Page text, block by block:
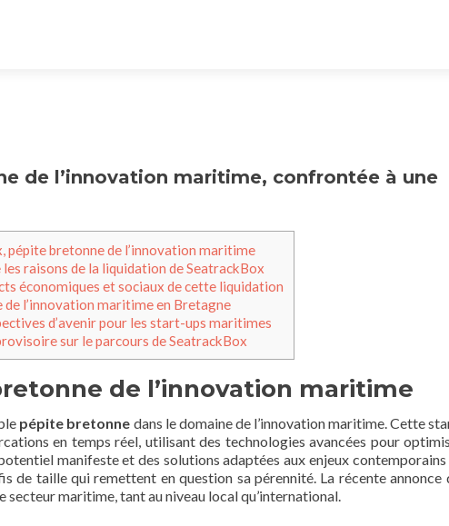
de l’innovation maritime, confrontée à une
pépite bretonne de l’innovation maritime
raisons de la liquidation de SeatrackBox
économiques et sociaux de cette liquidation
de l’innovation maritime en Bretagne
d’avenir pour les start-ups maritimes
sur le parcours de SeatrackBox
de l’innovation maritime
pépite bretonne dans le domaine de l’innovation maritime. Cette
en temps réel, utilisant des technologies avancées pour
manifeste et des solutions adaptées aux enjeux contemporains
de taille qui remettent en question sa pérennité. La récente annonce
secteur maritime, tant au niveau local qu’international.